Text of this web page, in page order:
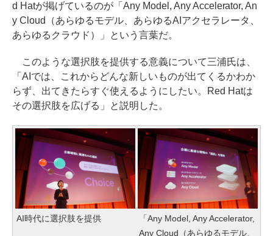
d Hatが掲げているのが「Any Model, Any Accelerator, An
y Cloud（あらゆるモデル、あらゆるAIアクセラレータ、
あらゆるクラウド）」という言葉だ。
このような選択肢を提供する意義について三浦氏は、
「AIでは、これからどんな新しいものが出てくるかわか
らず、出てきたらすぐ使えるようにしたい。Red Hatは
その選択肢を広げる」と説明した。
AI時代に選択肢を提供
「Any Model, Any Accelerator,
Any Cloud（あらゆるモデル、